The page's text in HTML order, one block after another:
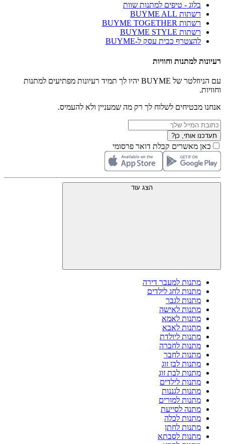
בלוג - טיפים למתנות שוות
רשתות BUYME ALL
רשתות BUYME TOGETHER
רשתות BUYME STYLE
להצטרף כבית עסק ל-BUYME
רעיונות למתנות וחוויות
עם הניוזלטר של BUYME יהיו לך תמיד רעיונות מפתיעים למתנות
וחוויות.
אנחנו מבטיחים לשלוח לך רק מה שמעניין ולא להעמיס.
תעדכנו אותי, כן?
כאן מאשרים קבלת דואר פרסומי
הצג עוד
מתנות למעבר דירה
מתנות לחג לילדים
מתנות לגבר
מתנות לאישה
מתנות לאמא
מתנות לאבא
מתנות ליולדת
מתנות לחברה
מתנות לחבר
מתנות לבן זוג
מתנות לבת זוג
מתנות לילדים
מתנות לגננות
מתנות למורים
מתנה לסייעת
מתנות לכלה
מתנות לחתן
מתנות לסבתא